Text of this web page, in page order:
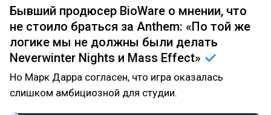
Бывший продюсер BioWare о мнении, что
не стоило браться за Anthem: «По той же
логике мы не должны были делать
Neverwinter Nights и Mass Effect»
Но Марк Дарра согласен, что игра оказалась
слишком амбициозной для студии.